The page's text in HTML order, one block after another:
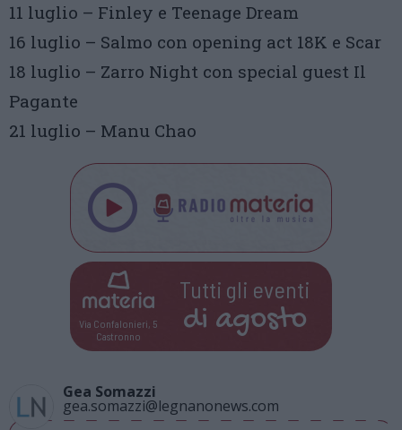
11 luglio – Finley e Teenage Dream
16 luglio – Salmo con opening act 18K e Scar
18 luglio – Zarro Night con special guest Il
Pagante
21 luglio – Manu Chao
Via Confalonieri, 5
Castronno
Tutti gli eventi
di agosto
Gea Somazzi
gea.somazzi@legnanonews.com